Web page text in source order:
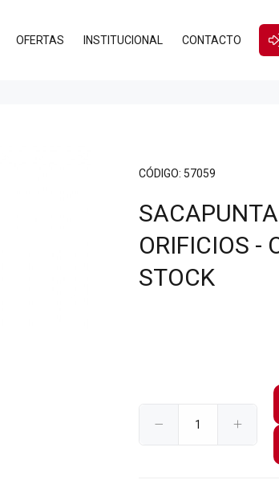
OFERTAS INSTITUCIONAL CONTACTO
CÓDIGO: 57059
ORIFICIOS -
STOCK